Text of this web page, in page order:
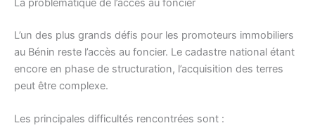
La problématique de l’accès au foncier
L’un des plus grands défis pour les promoteurs immobiliers
au Bénin reste l’accès au foncier. Le cadastre national étant
encore en phase de structuration, l’acquisition des terres
peut être complexe.
Les principales difficultés rencontrées sont :